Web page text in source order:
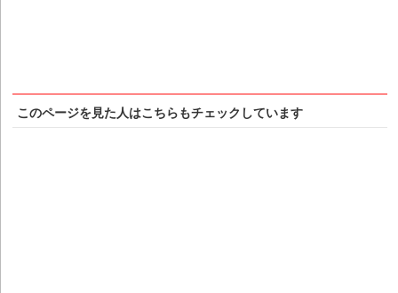
このページを見た人はこちらもチェックしています